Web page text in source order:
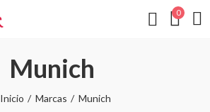
0
Munich
Inicio Marcas Munich